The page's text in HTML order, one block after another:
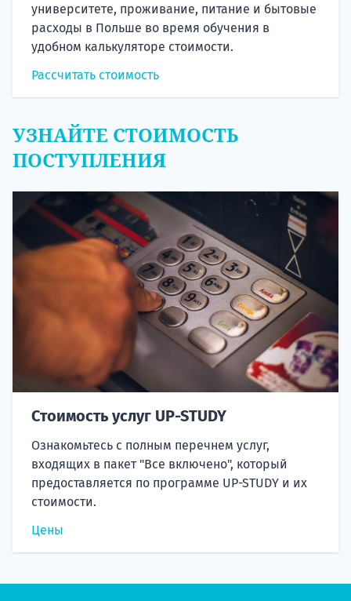
университете, проживание, питание и бытовые
расходы в Польше во время обучения в
удобном калькуляторе стоимости.
Рассчитать стоимость
УЗНАЙТЕ СТОИМОСТЬ
ПОСТУПЛЕНИЯ
Стоимость услуг UP-STUDY
Ознакомьтесь с полным перечнем услуг,
входящих в пакет "Все включено", который
предоставляется по программе UP-STUDY и их
стоимости.
Цены